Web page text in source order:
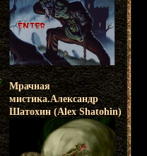
Мрачная
мистика.Александр
Шатохин (Alex Shatohin)